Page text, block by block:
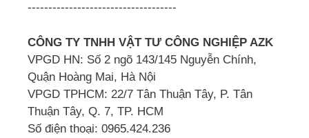
------------------------------------
CÔNG TY TNHH VẬT TƯ CÔNG NGHIỆP AZK
VPGD HN: Số 2 ngõ 143/145 Nguyễn Chính,
Quận Hoàng Mai, Hà Nội
VPGD TPHCM: 22/7 Tân Thuận Tây, P. Tân
Thuận Tây, Q. 7, TP. HCM
Số điện thoại: 0965.424.236